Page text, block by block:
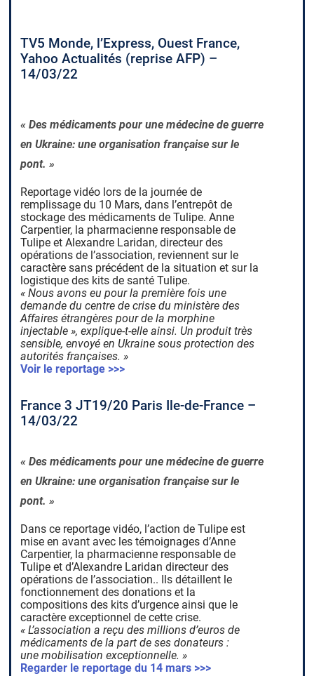
TV5 Monde, l’Express, Ouest France,
Yahoo Actualités (reprise AFP) –
14/03/22
« Des médicaments pour une médecine de guerre
en Ukraine: une organisation française sur le
pont. »
Reportage vidéo lors de la journée de
remplissage du 10 Mars, dans l’entrepôt de
stockage des médicaments de Tulipe. Anne
Carpentier, la pharmacienne responsable de
Tulipe et Alexandre Laridan, directeur des
opérations de l’association, reviennent sur le
caractère sans précédent de la situation et sur la
logistique des kits de santé Tulipe.
« Nous avons eu pour la première fois une
demande du centre de crise du ministère des
Affaires étrangères pour de la morphine
injectable », explique-t-elle ainsi. Un produit très
sensible, envoyé en Ukraine sous protection des
autorités françaises. »
Voir le reportage >>>
France 3 JT19/20 Paris Ile-de-France –
14/03/22
« Des médicaments pour une médecine de guerre
en Ukraine: une organisation française sur le
pont. »
Dans ce reportage vidéo, l’action de Tulipe est
mise en avant avec les témoignages d’Anne
Carpentier, la pharmacienne responsable de
Tulipe et d’Alexandre Laridan directeur des
opérations de l’association.. Ils détaillent le
fonctionnement des donations et la
compositions des kits d’urgence ainsi que le
caractère exceptionnel de cette crise.
« L’association a reçu des millions d’euros de
médicaments de la part de ses donateurs :
une mobilisation exceptionnelle. »
Regarder le reportage du 14 mars >>>